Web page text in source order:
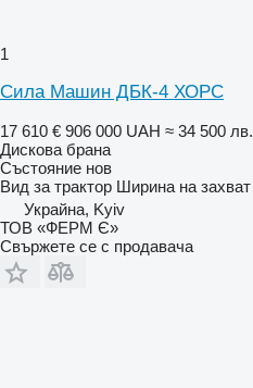
1
Сила Машин ДБК-4 ХОРС
17 610 € 906 000 UAH ≈ 34 500 лв.
Дискова брана
Състояние нов
Вид за трактор Ширина на захват
Украйна, Kyiv
ТОВ «ФЕРМ Є»
Свържете се с продавача